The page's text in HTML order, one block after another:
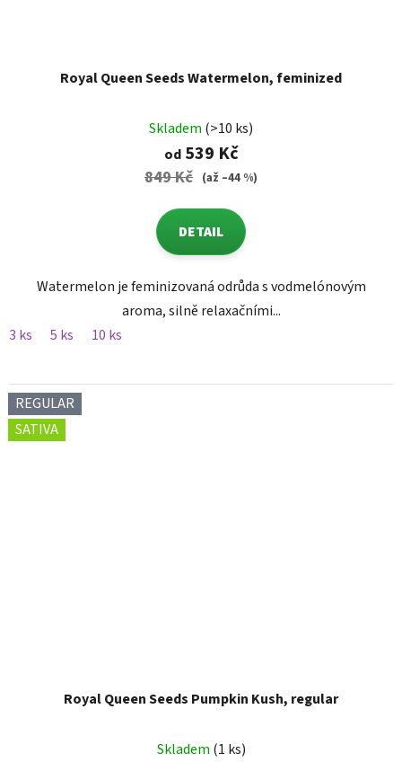
Royal Queen Seeds Watermelon, feminized
Skladem (>10 ks)
od539 Kč
849 Kč (až –44 %)
DETAIL
Watermelon je feminizovaná odrůda s vodmelónovým
aroma, silně relaxačními...
3 ks
5 ks 10 ks
REGULAR
SATIVA
Royal Queen Seeds Pumpkin Kush, regular
Skladem (1 ks)